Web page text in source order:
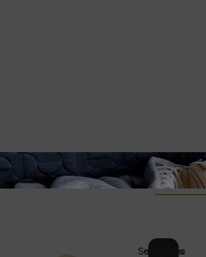
PRODUCTOS
Seleccionar opciones